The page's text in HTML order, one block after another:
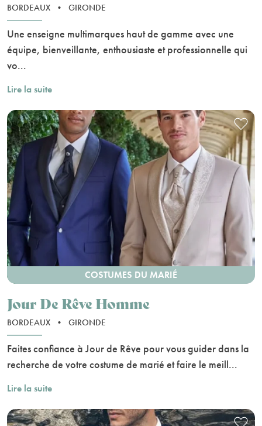
BORDEAUX • GIRONDE
Une enseigne multimarques haut de gamme avec une
équipe, bienveillante, enthousiaste et professionnelle qui
vo...
Lire la suite
COSTUMES DU MARIÉ
Jour De Rêve Homme
BORDEAUX • GIRONDE
Faites confiance à Jour de Rêve pour vous guider dans la
recherche de votre costume de marié et faire le meill...
Lire la suite